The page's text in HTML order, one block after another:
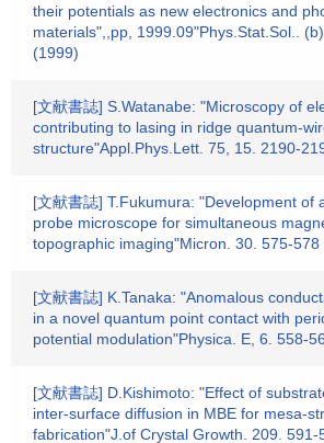
their potentials as new electronics and
materials",,pp, 1999.09"Phys.Stat.Sol..
(1999)
[文献書誌] S.Watanabe: "Microscopy of
contributing to lasing in ridge quantum-
structure"Appl.Phys.Lett. 75, 15. 2190-
[文献書誌] T.Fukumura: "Development of
probe microscope for simultaneous
topographic imaging"Micron. 30. 575-578
[文献書誌] K.Tanaka: "Anomalous
in a novel quantum point contact with
potential modulation"Physica. E, 6. 558-
[文献書誌] D.Kishimoto: "Effect of
inter-surface diffusion in MBE for mesa-
fabrication"J.of Crystal Growth. 209. 591-